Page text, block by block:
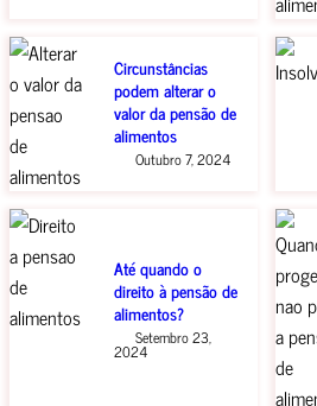
Circunstâncias
podem alterar o
valor da pensão de
alimentos
Outubro 7, 2024
Até quando o
direito à pensão de
alimentos?
Setembro 23,
2024